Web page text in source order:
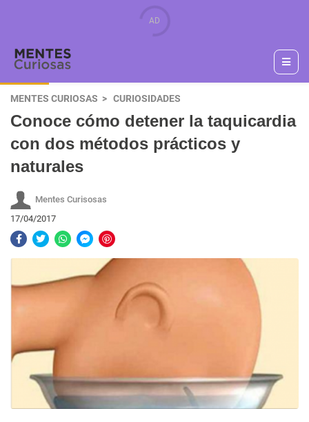
MENTES CURIOSAS CURIOSIDADES
Conoce cómo detener la taquicardia
con dos métodos prácticos y
naturales
Mentes Curisosas
17/04/2017